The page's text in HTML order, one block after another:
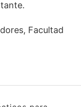
Facultad